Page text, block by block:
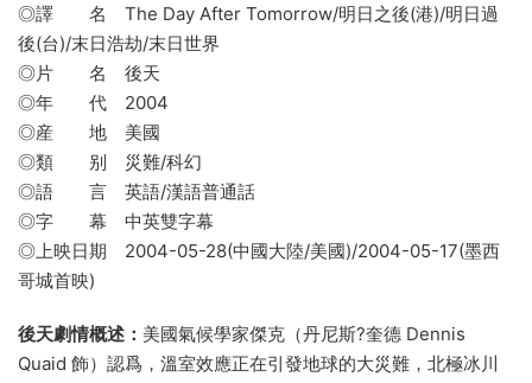
◎譯 名 The Day After Tomorrow/明日之後(港)/明日過
後(台)/末日浩劫/末日世界
◎片 名 後天
◎年 代 2004
◎産 地 美國
◎類 别 災難/科幻
◎語 言 英語/漢語普通話
◎字 幕 中英雙字幕
◎上映日期 2004-05-28(中國大陸/美國)/2004-05-17(墨西
哥城首映)
後天劇情概述： 美國氣候學家傑克（丹尼斯?奎德 Dennis
Quaid 飾）認爲，溫室效應正在引發地球的大災難，北極冰川